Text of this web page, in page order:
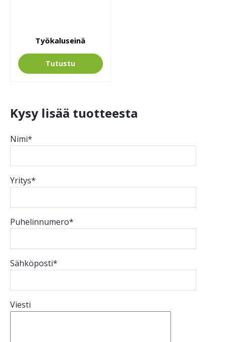
Työkaluseinä
Tutustu
Kysy lisää tuotteesta
Nimi*
Yritys*
Puhelinnumero*
Sähköposti*
Viesti